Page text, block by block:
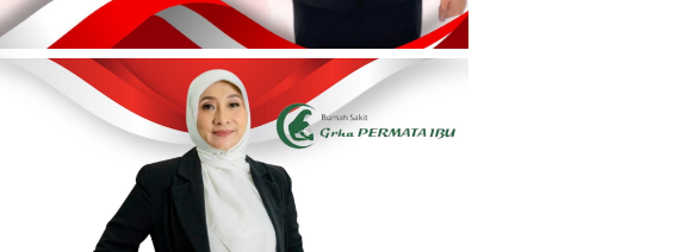
Cerita Rama: Narik Maxim Biar
Bisa Jaga Anak, Komisi Cuma
Komunitas
PII Ukur Indeks Keinsinyuran
Daerah Jelang Jadi Tuan
Rumah CAFEO 44 di Bandung